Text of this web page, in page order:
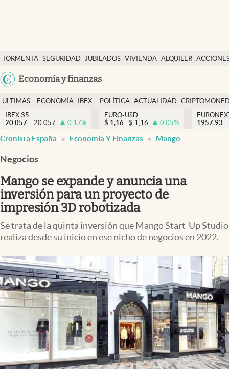
TORMENTA SEGURIDAD JUBILADOS VIVIENDA ALQUILER
USA
Economía y finanzas
Economía y finanzas
Política
Actualidad
Criptomonedas
España
ULTIMAS
NOTICIAS
ECONOMÍA
FINANZAS
IBEX
EURO
POLÍTICA ACTUALIDAD
IBEX 35
20.057
20.057 0.17%
EURO-USD
$ 1,16 $ 1,16 0.05%
1957,93
Cronista España Economía Y Finanzas Mango
Negocios
Mango se expande y anuncia una
inversión para un proyecto de
impresión 3D robotizada
Se trata de la quinta inversión que Mango Start-Up Studio
realiza desde su inicio en ese nicho de negocios en 2022.